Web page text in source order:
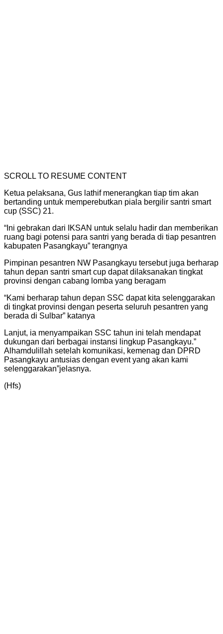
SCROLL TO RESUME CONTENT
Ketua pelaksana, Gus lathif menerangkan tiap tim akan
bertanding untuk memperebutkan piala bergilir santri smart
cup (SSC) 21.
“Ini gebrakan dari IKSAN untuk selalu hadir dan memberikan
ruang bagi potensi para santri yang berada di tiap pesantren
kabupaten Pasangkayu” terangnya
Pimpinan pesantren NW Pasangkayu tersebut juga berharap
tahun depan santri smart cup dapat dilaksanakan tingkat
provinsi dengan cabang lomba yang beragam
“Kami berharap tahun depan SSC dapat kita selenggarakan
di tingkat provinsi dengan peserta seluruh pesantren yang
berada di Sulbar” katanya
Lanjut, ia menyampaikan SSC tahun ini telah mendapat
dukungan dari berbagai instansi lingkup Pasangkayu.”
Alhamdulillah setelah komunikasi, kemenag dan DPRD
Pasangkayu antusias dengan event yang akan kami
selenggarakan”jelasnya.
(Hfs)